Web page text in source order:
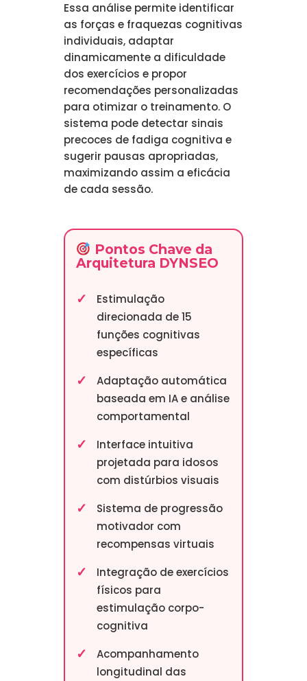
Essa análise permite identificar
as forças e fraquezas cognitivas
individuais, adaptar
dinamicamente a dificuldade
dos exercícios e propor
recomendações personalizadas
para otimizar o treinamento. O
sistema pode detectar sinais
precoces de fadiga cognitiva e
sugerir pausas apropriadas,
maximizando assim a eficácia
de cada sessão.
Pontos Chave da
Arquitetura DYNSEO
Estimulação
direcionada de 15
funções cognitivas
específicas
Adaptação automática
baseada em IA e análise
comportamental
Interface intuitiva
projetada para idosos
com distúrbios visuais
Sistema de progressão
motivador com
recompensas virtuais
Integração de exercícios
físicos para
estimulação corpo-
cognitiva
Acompanhamento
longitudinal das